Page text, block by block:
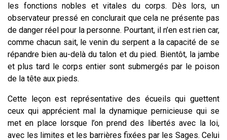
les fonctions nobles et vitales du corps. Dès lors, un
observateur pressé en conclurait que cela ne présente pas
de danger réel pour la personne. Pourtant, il n’en est rien car,
comme chacun sait, le venin du serpent a la capacité de se
répandre bien au-delà du talon et du pied. Bientôt, la jambe
et plus tard le corps entier sont submergés par le poison
de la tête aux pieds.
Cette leçon est représentative des écueils qui guettent
ceux qui apprécient mal la dynamique pernicieuse qui se
met en place lorsque l’on prend des libertés avec la loi,
avec les limites et les barrières fixées par les Sages. Celui